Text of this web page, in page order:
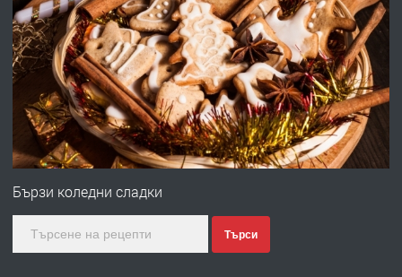
ПРЕДЛАГА Давам гараж под наем
преди 3 дни
ПРЕДЛАГА
№4120 Магазин/Офис под наем в кв.
Любен Каравелов, Хасково-близо до
градската градина!
Бързи коледни сладки
Търси